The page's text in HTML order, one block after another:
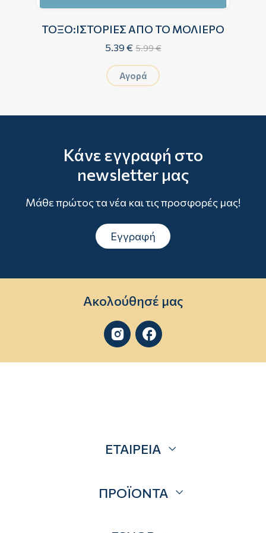
ΤΟΞΟ:ΙΣΤΟΡΙΕΣ ΑΠΟ ΤΟ ΜΟΛΙΕΡΟ
5.39 € 5.99 €
Αγορά
Κάνε εγγραφή στο
newsletter μας
Μάθε πρώτος τα νέα και τις προσφορές μας!
Εγγραφή
Ακολούθησέ μας
 
ΕΤΑΙΡΕΙΑ
Επικοινωνία
ΠΡΟΪΟΝΤΑ